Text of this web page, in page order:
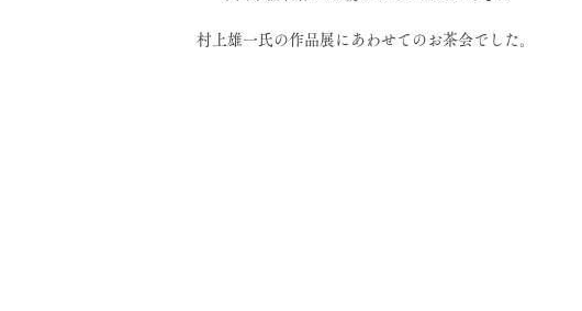
村上雄一氏の作品展にあわせてのお茶会でした。